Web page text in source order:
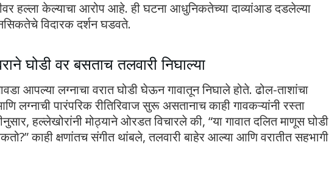
हल्ला केल्याचा आरोप आहे. ही घटना आधुनिकतेच्या दाव्यांआड दडलेल्या
विदारक दर्शन घडवते.
घोडी वर बसताच तलवारी निघाल्या
आपल्या लग्नाचा वरात घोडी घेऊन गावातून निघाले होते. ढोल-ताशांचा
लग्नाची पारंपरिक रीतिरिवाज सुरू असतानाच काही गावकऱ्यांनी रस्ता
हल्लेखोरांनी मोठ्याने ओरडत विचारले की, “या गावात दलित माणूस घोडी
काही क्षणांतच संगीत थांबले, तलवारी बाहेर आल्या आणि वरातीत सहभागी